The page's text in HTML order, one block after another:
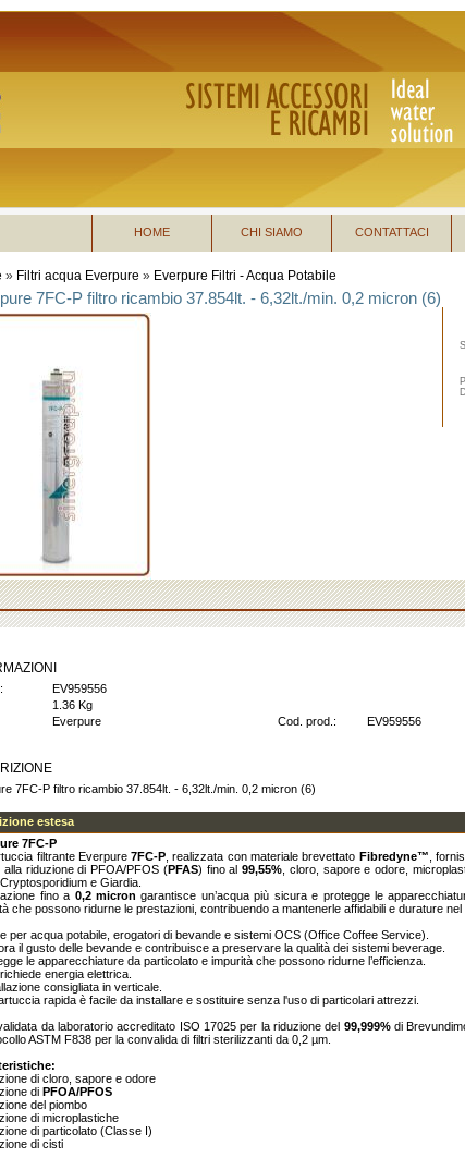
CONTATTACI
CHI SIAMO
HOME
» Filtri acqua Everpure » Everpure Filtri - Acqua Potabile
7FC-P filtro ricambio 37.854lt. - 6,32lt./min. 0,2 micron (6)
EV959556
1.36 Kg
Everpure Cod. prod.: EV959556
7FC-P filtro ricambio 37.854lt. - 6,32lt./min. 0,2 micron (6)
estesa
7FC-P
filtrante Everpure7FC-P , realizzata con materiale brevettato Fibredyne™ ,
alla riduzione di PFOA/PFOS (PFAS) fino al 99,55% , cloro, sapore e odore,
e Giardia.
fino a 0,2 micron garantisce un’acqua più sicura e protegge le
che possono ridurne le prestazioni, contribuendo a mantenerle affidabili e durature nel
per acqua potabile, erogatori di bevande e sistemi OCS (Office Coffee Service).
il gusto delle bevande e contribuisce a preservare la qualità dei sistemi beverage.
le apparecchiature da particolato e impurità che possono ridurne l’efficienza.
energia elettrica.
consigliata in verticale.
rapida è facile da installare e sostituire senza l'uso di particolari attrezzi.
da laboratorio accreditato ISO 17025 per la riduzione del 99,999%di
ASTM F838 per la convalida di filtri sterilizzanti da 0,2 µm.
di cloro, sapore e odore
di PFOA/PFOS
del piombo
di microplastiche
di particolato (Classe I)
di cisti